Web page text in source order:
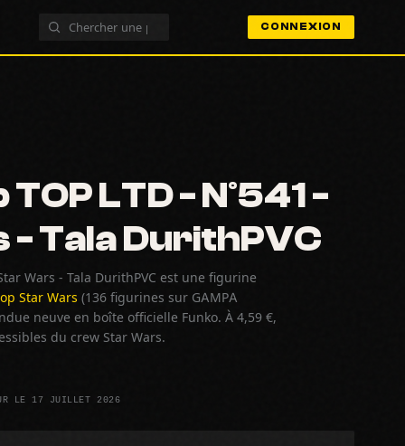
CONNEXION
LTD - N°541 -
Tala DurithPVC
Wars - Tala DurithPVC est une figurine
Star Wars (136 figurines sur GAMPA
neuve en boîte officielle Funko. À 4,59 €,
du crew Star Wars.
LE 17 JUILLET 2026